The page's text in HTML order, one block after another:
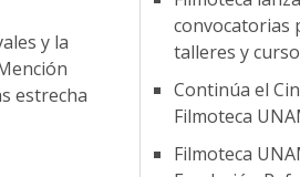
y la
estrecha
convocatorias
talleres y
Continúa el
Filmoteca
Filmoteca